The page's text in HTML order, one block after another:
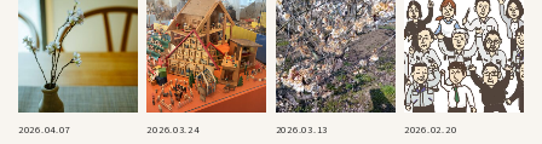
2026.04.07 2026.03.24 2026.03.13 2026.02.20